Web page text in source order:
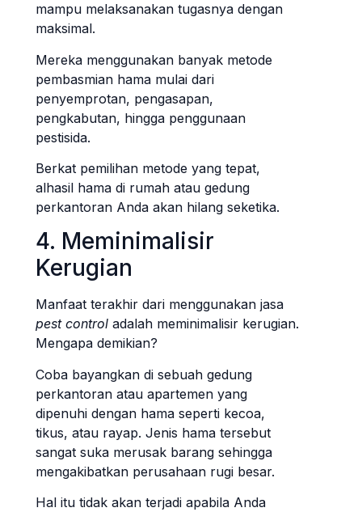
mampu melaksanakan tugasnya dengan
maksimal.
Mereka menggunakan banyak metode
pembasmian hama mulai dari
penyemprotan, pengasapan,
pengkabutan, hingga penggunaan
pestisida.
Berkat pemilihan metode yang tepat,
alhasil hama di rumah atau gedung
perkantoran Anda akan hilang seketika.
4. Meminimalisir
Kerugian
Manfaat terakhir dari menggunakan jasa
pest control adalah meminimalisir kerugian.
Mengapa demikian?
Coba bayangkan di sebuah gedung
perkantoran atau apartemen yang
dipenuhi dengan hama seperti kecoa,
tikus, atau rayap. Jenis hama tersebut
sangat suka merusak barang sehingga
mengakibatkan perusahaan rugi besar.
Hal itu tidak akan terjadi apabila Anda